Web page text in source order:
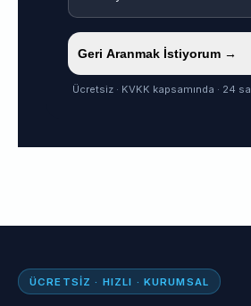
Geri Aranmak İstiyorum →
Ücretsiz · KVKK kapsamında · 24
ÜCRETSIZ · HIZLI · KURUMSAL